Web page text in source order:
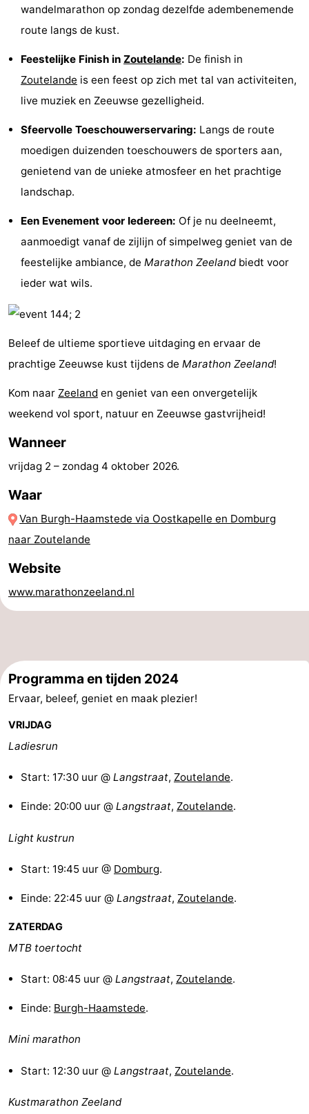
Monumenten
Uitkijkpunten
Attracties
Rondvaarten
Speeltuinen
Minigolfbanen
Wellness
centra
Dorpen
-
Zwembaden
-
Wandelen
-
Golfbanen
-
Surfen
-
Forum
Route
-
Parkeren
Reisboekenwinkel
Nieuws
Medische
adressen
Regio
Zuid-
wandelmarathon op zondag dezelfde adembenemende
route langs de kust.
Feestelijke Finish in Zoutelande: De finish in
Zoutelande is een feest op zich met tal van activiteiten,
live muziek en Zeeuwse gezelligheid.
Sfeervolle Toeschouwerservaring: Langs de route
moedigen duizenden toeschouwers de sporters aan,
genietend van de unieke atmosfeer en het prachtige
landschap.
Een Evenement voor Iedereen: Of je nu deelneemt,
aanmoedigt vanaf de zijlijn of simpelweg geniet van de
feestelijke ambiance, de Marathon Zeelandbiedt voor
ieder wat wils.
Beleef de ultieme sportieve uitdaging en ervaar de
prachtige Zeeuwse kust tijdens de Marathon Zeeland!
Kom naar Zeeland en geniet van een onvergetelijk
weekend vol sport, natuur en Zeeuwse gastvrijheid!
Wanneer
vrijdag 2 – zondag 4 oktober 2026.
Waar
Van Burgh-Haamstede via Oostkapelle en Domburg
naar Zoutelande
Website
www.marathonzeeland.nl
Programma en tijden 2024
Ervaar, beleef, geniet en maak plezier!
VRIJDAG
Ladiesrun
Start: 17:30 uur @ Langstraat, Zoutelande.
Einde: 20:00 uur @ Langstraat, Zoutelande.
Light kustrun
Start: 19:45 uur @ Domburg.
Einde: 22:45 uur @ Langstraat, Zoutelande.
ZATERDAG
MTB toertocht
Start: 08:45 uur @ Langstraat, Zoutelande.
Einde: Burgh-Haamstede.
Mini marathon
Start: 12:30 uur @ Langstraat, Zoutelande.
Kustmarathon Zeeland